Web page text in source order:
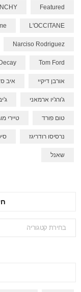
Featured
L'OCCITANE
Narciso Rodriguez
Tom Ford
אורבן דיקיי איב
ג'ורג'יו ארמאני
טום פורד טיירי
נרסיסו רודריגז
שאנל
חיפוש
בבלוג